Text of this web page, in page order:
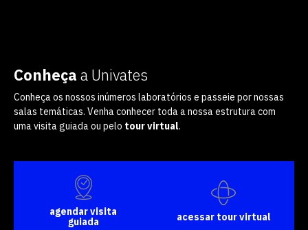
Conheça a Univates
Conheça os nossos inúmeros laboratórios e passeie por nossas
salas temáticas. Venha conhecer toda a nossa estrutura com
uma visita guiada ou pelo tour virtual.
agendar visita
guiada
acessar tour virtual